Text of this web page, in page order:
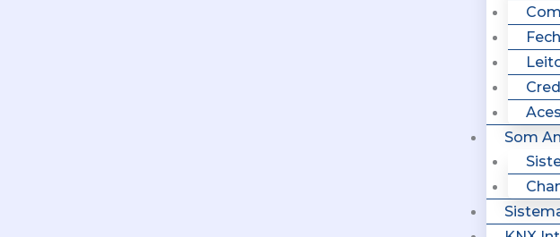
Som